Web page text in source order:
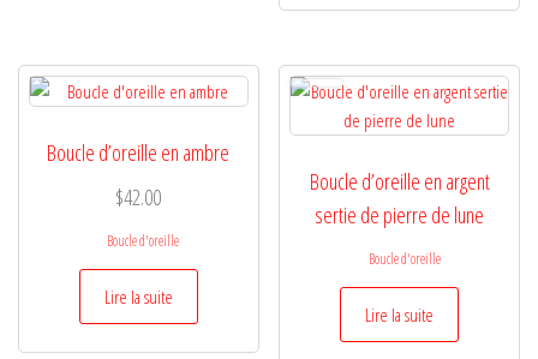
Boucle d’oreille en ambre
$42.00
Boucle d'oreille
Lire la suite
Boucle d’oreille en argent
sertie de pierre de lune
Boucle d'oreille
Lire la suite